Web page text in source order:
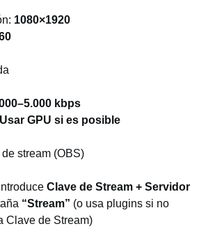
1080×1920
kbps
Usar GPU si es posible
stream (OBS)
Clave de Stream + Servidor
“Stream” (o usa plugins si no
Clave de Stream)